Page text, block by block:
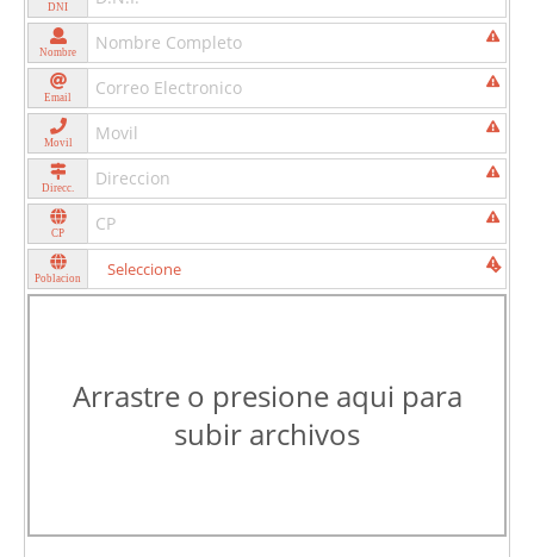
DNI
Nombre
Email
Movil
Direcc.
CP
Poblacion
Arrastre o presione aqui para
subir archivos